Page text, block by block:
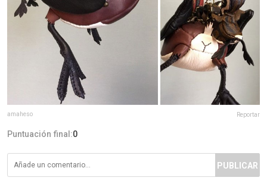
amaheso Reportar
Puntuación final:0
PUBLICAR